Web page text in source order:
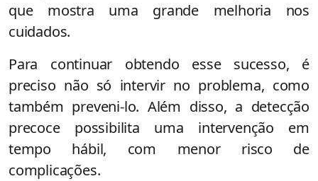
que mostra uma grande melhoria nos
cuidados.
Para continuar obtendo esse sucesso, é
preciso não só intervir no problema, como
também preveni-lo. Além disso, a detecção
precoce possibilita uma intervenção em
tempo hábil, com menor risco de
complicações.